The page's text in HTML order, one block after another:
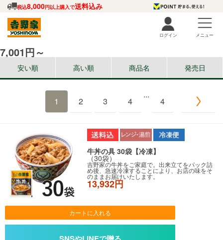
税込8,000円以上購入で送料込み
ログイン メニュー
7,001円～
安い順 高い順 商品名 発売日
1 2 3 4
...
4
牛丼の具 30袋【冷凍】
（30袋）
吉野家の牛丼をご家庭で。出来立てをパック詰
め後、急速冷凍することにより、お店の味をそ
のままお届けいたします。
13,932円
カートに入れる